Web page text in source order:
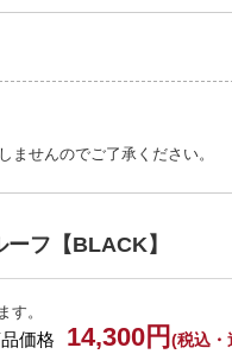
せんのでご了承ください。
フ【BLACK】
す。
価格 14,300円 (税込・